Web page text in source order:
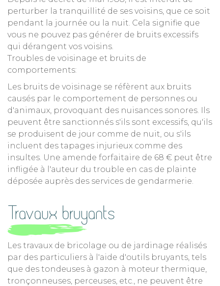
perturber la tranquillité de ses voisins, que ce soit
pendant la journée ou la nuit. Cela signifie que
vous ne pouvez pas générer de bruits excessifs
qui dérangent vos voisins.
Troubles de voisinage et bruits de
comportements:
Les bruits de voisinage se réfèrent aux bruits
causés par le comportement de personnes ou
d'animaux, provoquant des nuisances sonores. Ils
peuvent être sanctionnés s'ils sont excessifs, qu'ils
se produisent de jour comme de nuit, ou s'ils
incluent des tapages injurieux comme des
insultes. Une amende forfaitaire de 68 € peut être
infligée à l'auteur du trouble en cas de plainte
déposée auprès des services de gendarmerie.
Travaux bruyants
Les travaux de bricolage ou de jardinage réalisés
par des particuliers à l'aide d'outils bruyants, tels
que des tondeuses à gazon à moteur thermique,
tronçonneuses, perceuses, etc., ne peuvent être